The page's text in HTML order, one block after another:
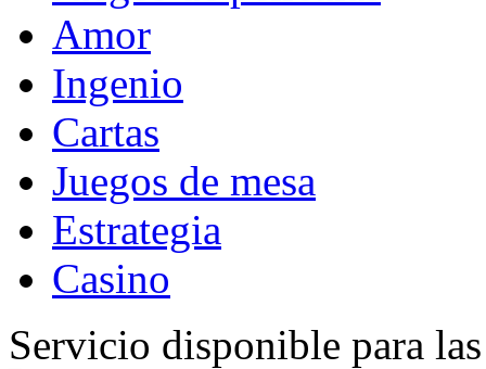
Amor
Ingenio
Cartas
Juegos de mesa
Estrategia
Casino
Servicio disponible para